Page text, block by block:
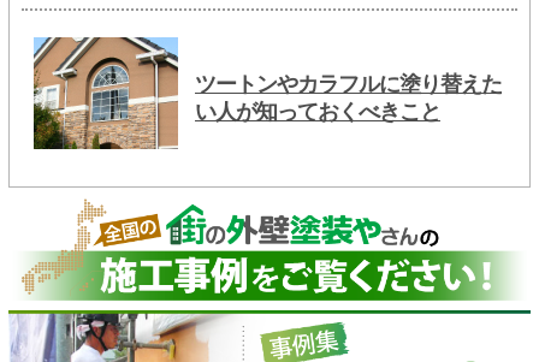
ツートンやカラフルに塗り替えた
い人が知っておくべきこと